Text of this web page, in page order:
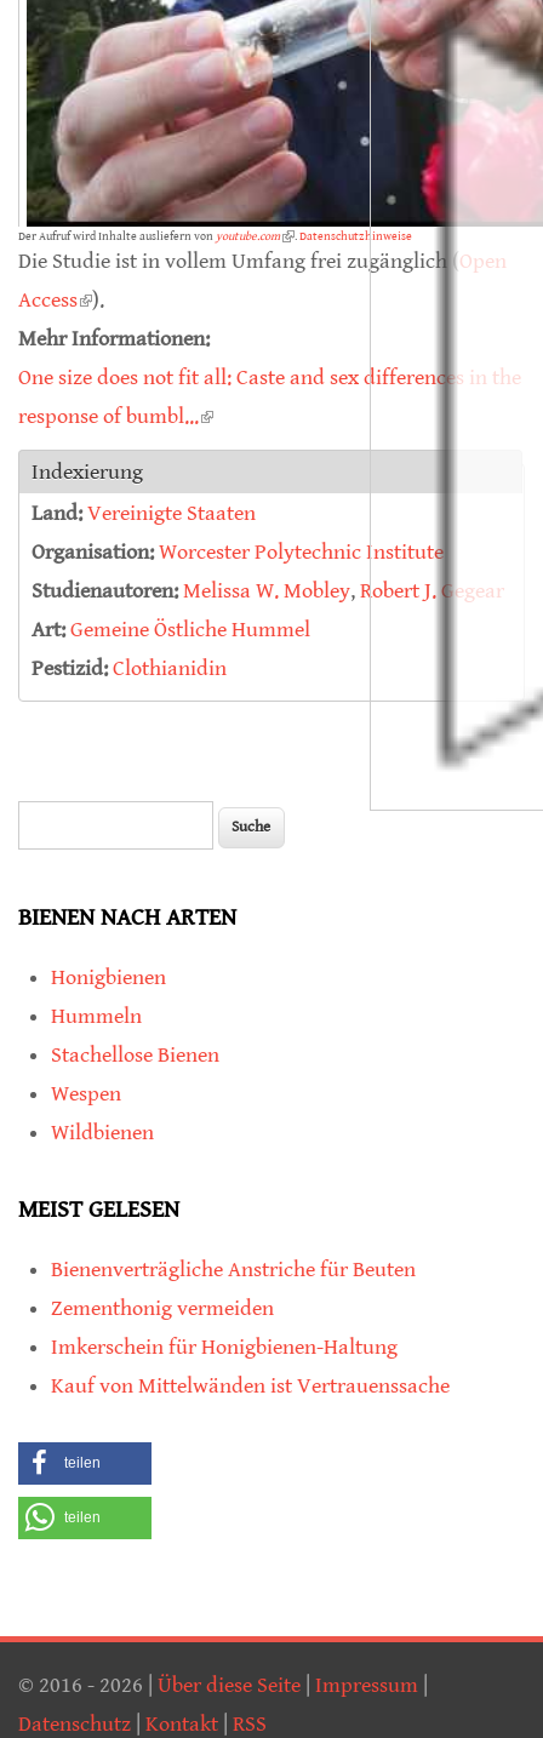
Der Aufruf wird Inhalte ausliefern von youtube.com(link is external)
.Datenschutzhinweise
Die Studie ist in vollem Umfang frei zugänglich (Open
Access(link is external)
).
Mehr Informationen:
One size does not fit all: Caste and sex differences in the
response of bumbl...(link is external)
Indexierung
Land:Vereinigte Staaten
Organisation:Worcester Polytechnic Institute
Studienautoren:Melissa W. Mobley,Robert J. Gegear
Art:Gemeine Östliche Hummel
Pestizid:Clothianidin
BIENEN NACH ARTEN
Honigbienen
Hummeln
Stachellose Bienen
Wespen
Wildbienen
MEIST GELESEN
Bienenverträgliche Anstriche für Beuten
Zementhonig vermeiden
Imkerschein für Honigbienen-Haltung
Kauf von Mittelwänden ist Vertrauenssache
teilen
teilen
© 2016 - 2026 | Über diese Seite Impressum
Datenschutz Kontakt RSS